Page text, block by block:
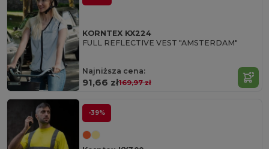
KORNTEX KX224
FULL REFLECTIVE VEST "AMSTERDAM"
Najniższa cena:
91,66 zł169,97 zł
-39%